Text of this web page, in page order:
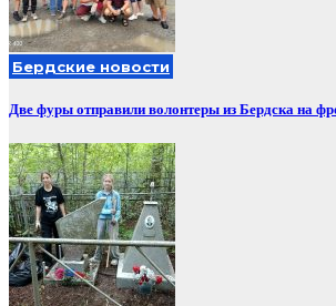
Бердские новости
Две фуры отправили волонтеры из Бердска на